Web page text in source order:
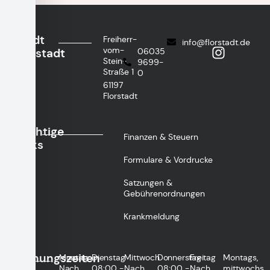
Stadt
Florstadt
Freiherr-
vom-
Stein-
Straße 1
61197
Florstadt
06035
9699-
0
info@florstadt.de
Wichtige
Links
Finanzen & Steuern
Formulare & Vordrucke
Satzungen &
Gebührenordnungen
Krankmeldung
Öffnungszeiten
Montag DienstagMittwochDonnerstagFreitag
Montags,